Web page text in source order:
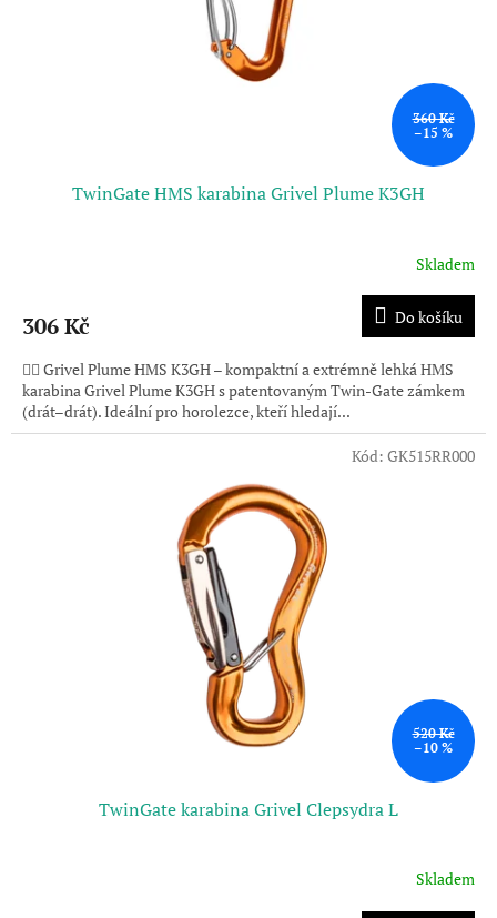
360 Kč
–15 %
TwinGate HMS karabina Grivel Plume K3GH
Skladem
306 Kč Do košíku
🧗‍♂️ Grivel Plume HMS K3GH – kompaktní a extrémně lehká HMS
karabina Grivel Plume K3GH s patentovaným Twin-Gate zámkem
(drát–drát). Ideální pro horolezce, kteří hledají...
520 Kč
–10 %
TwinGate karabina Grivel Clepsydra L
Skladem
Kód: GK515RR000